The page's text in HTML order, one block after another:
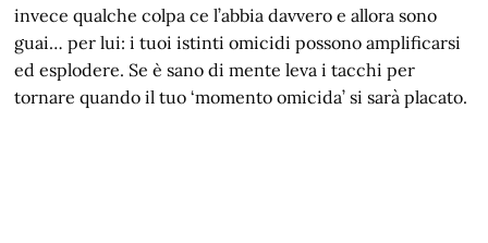
invece qualche colpa ce l’abbia davvero e allora sono
guai… per lui: i tuoi istinti omicidi possono amplificarsi
ed esplodere. Se è sano di mente leva i tacchi per
tornare quando il tuo ‘momento omicida’ si sarà placato.